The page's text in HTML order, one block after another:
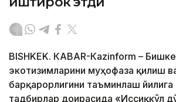
BISHKEK. КАBAR-Кazinform –
экотизимларини муҳофаза қилиш
барқарорлигини таъминлаш йилига
тадбирлар доирасида «Иссиқкўл